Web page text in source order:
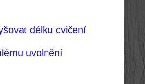
délku cvičení
uvolnění